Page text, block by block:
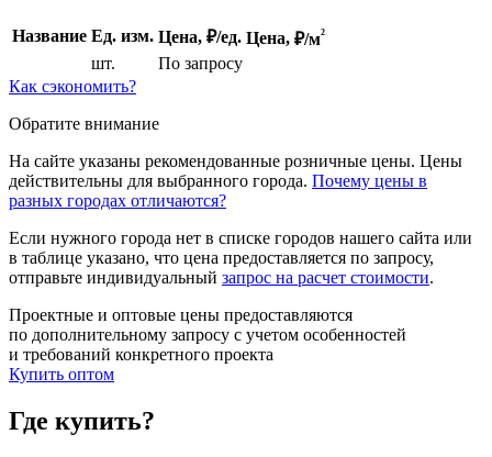
Название Ед. изм. Цена, ₽/ед. Цена, ₽/м²
шт.
По запросу
Как сэкономить?
Обратите внимание
На сайте указаны рекомендованные розничные цены. Цены
действительны для выбранного города. Почему цены в
разных городах отличаются?
Если нужного города нет в списке городов нашего сайта или
в таблице указано, что цена предоставляется по запросу,
отправьте индивидуальный запрос на расчет стоимости.
Проектные и оптовые цены предоставляются
по дополнительному запросу с учетом особенностей
и требований конкретного проекта
Купить оптом
Где купить?